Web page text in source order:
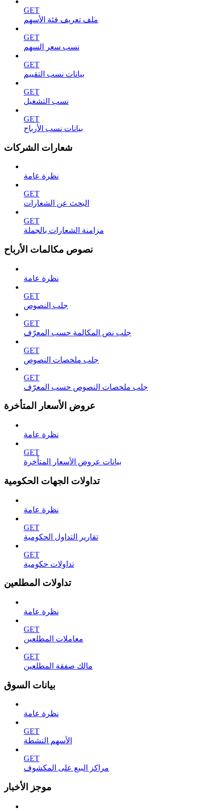
GET
ملف تعريف فئة الأسهم
GET
نسب سعر السهم
GET
بيانات نسب التقييم
GET
نسب التشغيل
GET
بيانات نسب الأرباح
شعارات الشركات
نظرة عامة
GET
البحث عن الشعارات
GET
مزامنة الشعارات بالجملة
نصوص مكالمات الأرباح
نظرة عامة
GET
جلب النصوص
GET
جلب نص المكالمة حسب المعرّف
GET
جلب ملخصات النصوص
GET
جلب ملخصات النصوص حسب المعرّف
عروض الأسعار المتأخرة
نظرة عامة
GET
بيانات عروض الأسعار المتأخرة
تداولات الجهات الحكومية
نظرة عامة
GET
تقارير التداول الحكومية
GET
تداولات حكومية
تداولات المطلعين
نظرة عامة
GET
معاملات المطلعين
GET
مالك صفقة المطلعين
بيانات السوق
نظرة عامة
GET
الأسهم النشطة
GET
مراكز البيع على المكشوف
موجز الأخبار